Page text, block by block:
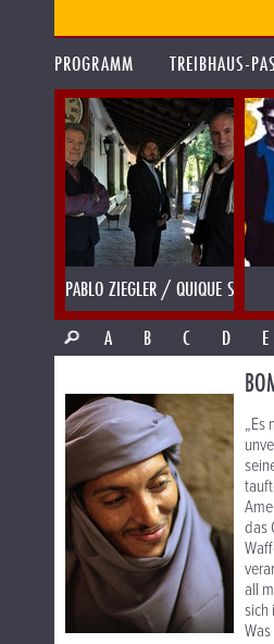
PROGRAMM TREIBHAUS-
PABLO ZIEGLER / QUIQUE SINESI
A
B C D E
„Es
das
all
sich